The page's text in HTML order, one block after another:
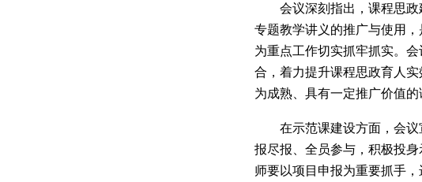
会议深刻指出，课程思
专题教学讲义的推广与使用，
为重点工作切实抓牢抓实。
合，着力提升课程思政育人
为成熟、具有一定推广价值
在示范课建设方面，会
报尽报、全员参与，积极投
师要以项目申报为重要抓手